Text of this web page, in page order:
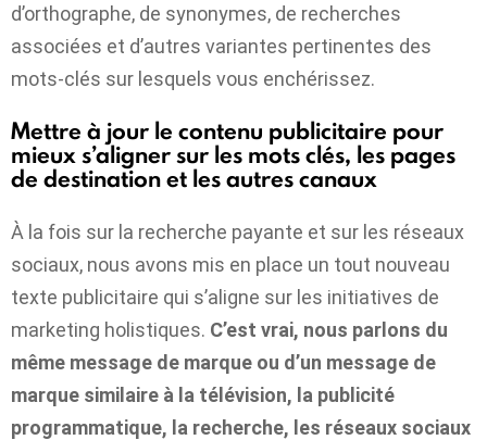
d’orthographe, de synonymes, de recherches
associées et d’autres variantes pertinentes des
mots-clés sur lesquels vous enchérissez.
Mettre à jour le contenu publicitaire pour
mieux s’aligner sur les mots clés, les pages
de destination et les autres canaux
À la fois sur la recherche payante et sur les réseaux
sociaux, nous avons mis en place un tout nouveau
texte publicitaire qui s’aligne sur les initiatives de
marketing holistiques. C’est vrai, nous parlons du
même message de marque ou d’un message de
marque similaire à la télévision, la publicité
programmatique, la recherche, les réseaux sociaux